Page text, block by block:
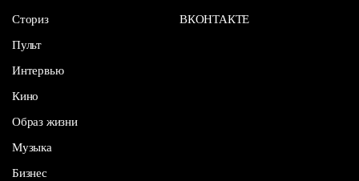
Сториз
Пульт
Интервью
Кино
Образ жизни
Музыка
Бизнес
ВКОНТАКТЕ